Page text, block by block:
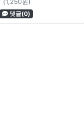
(1,250원)
댓글(0)